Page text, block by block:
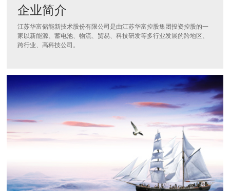
企业简介
江苏华富储能新技术股份有限公司是由江苏华富控股集团投资控股的一
家以新能源、蓄电池、物流、贸易、科技研发等多行业发展的跨地区、
跨行业、高科技公司。